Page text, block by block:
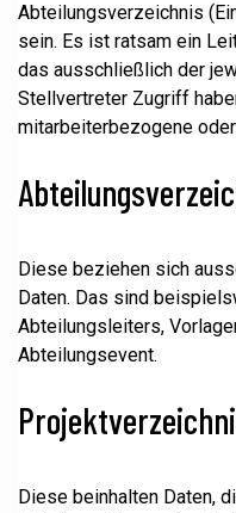
Abteilungsverzeichnis
sein. Es ist ratsam ein
das ausschließlich der
Stellvertreter Zugriff
mitarbeiterbezogene
Diese beziehen sich
Daten. Das sind
Abteilungsleiters,
Abteilungsevent.
Diese beinhalten Daten,